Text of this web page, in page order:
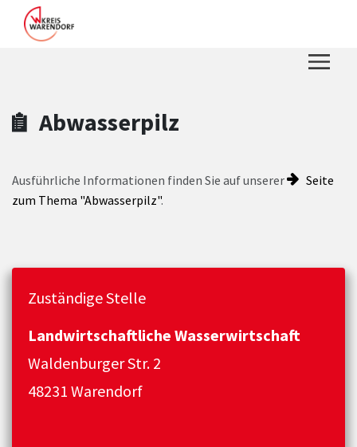
Zum Header
Zum Hauptinhalt
Zum Footer
Zum Hauptinhalt springen
Abwasserpilz
Ausführliche Informationen finden Sie auf unserer
Seite
zum Thema "Abwasserpilz".
Zuständige Stelle
Landwirtschaftliche Wasserwirtschaft
Waldenburger Str. 2
48231 Warendorf